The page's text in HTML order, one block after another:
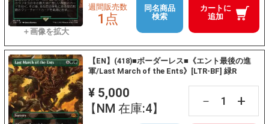
カートに
追加
週間販売数
1点
同名商品
検索
【EN】(418)■ボーダーレス■《エント最後の進
軍/Last March of the Ents》[LTR-BF] 緑R
¥ 5,000
【NM 在庫:4】
－ +